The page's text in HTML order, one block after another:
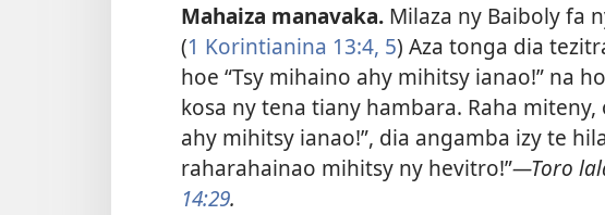
Mahaiza manavaka. Milaza ny Baiboly fa
(1 Korintianina 13:4, 5) Aza tonga dia
hoe “Tsy mihaino ahy mihitsy ianao!” na
kosa ny tena tiany hambara. Raha
ahy mihitsy ianao!”, dia angamba izy te
raharahainao mihitsy ny hevitro!”—Toro
14:29.